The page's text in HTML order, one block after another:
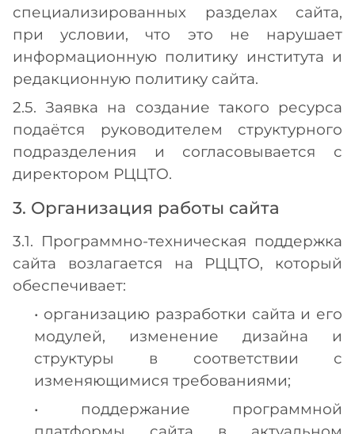
специализированных разделах сайта,
при условии, что это не нарушает
информационную политику института и
редакционную политику сайта.
2.5. Заявка на создание такого ресурса
подаётся руководителем структурного
подразделения и согласовывается с
директором РЦЦТО.
3. Организация работы сайта
3.1. Программно-техническая поддержка
сайта возлагается на РЦЦТО, который
обеспечивает:
• организацию разработки сайта и его
модулей, изменение дизайна и
структуры в соответствии с
изменяющимися требованиями;
• поддержание программной